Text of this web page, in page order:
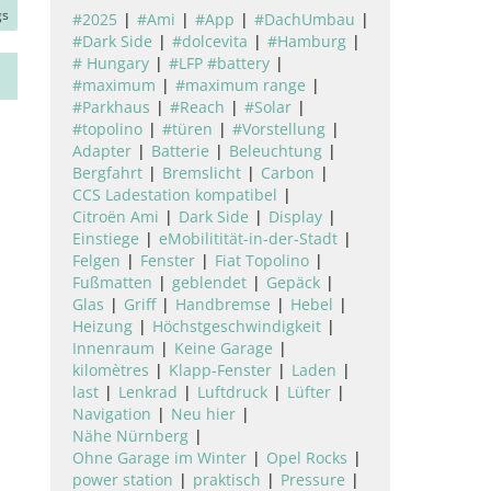
#2025 #Ami #App
#DachUmbau
#Dark Side
#dolcevita
#Hamburg
# Hungary
#LFP #battery
#maximum
#maximum range
#Parkhaus
#Reach
#Solar
#topolino
#türen
#Vorstellung
Adapter
Batterie
Beleuchtung
Bergfahrt
Bremslicht
Carbon
CCS Ladestation kompatibel
Citroën Ami
Dark Side
Display
Einstiege
eMobilitität-in-der-Stadt
Felgen
Fenster
Fiat Topolino
Fußmatten
geblendet
Gepäck
Glas
Griff Handbremse
Hebel
Heizung
Höchstgeschwindigkeit
Innenraum
Keine Garage
kilomètres
Klapp-Fenster
Laden
last
Lenkrad Luftdruck
Lüfter
Navigation
Neu hier
Nähe Nürnberg
Ohne Garage im Winter
Opel Rocks
power station
praktisch
Pressure